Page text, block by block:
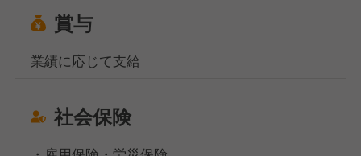
賞与
業績に応じて支給
社会保険